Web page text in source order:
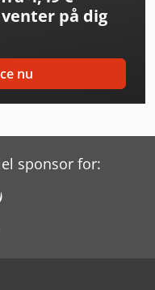
venter på dig
nu
sponsor for: